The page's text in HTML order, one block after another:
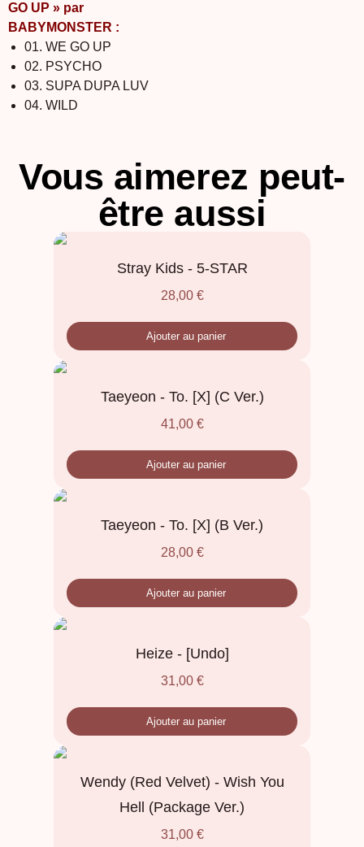
GO UP » par
BABYMONSTER :
01. WE GO UP
02. PSYCHO
03. SUPA DUPA LUV
04. WILD
Vous aimerez peut-
être aussi
Stray Kids - 5-STAR
28,00 €
Ajouter au panier
Taeyeon - To. [X] (C Ver.)
41,00 €
Ajouter au panier
Taeyeon - To. [X] (B Ver.)
28,00 €
Ajouter au panier
Heize - [Undo]
31,00 €
Ajouter au panier
Wendy (Red Velvet) - Wish You
Hell (Package Ver.)
31,00 €